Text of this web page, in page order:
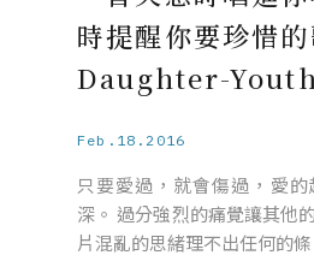
時提醒你要珍惜的
Daughter-Youth
Feb.18.2016
只要愛過，就會傷過，愛
深。 過分強烈的痛覺讓其他
片混亂的思緒理不出任何的